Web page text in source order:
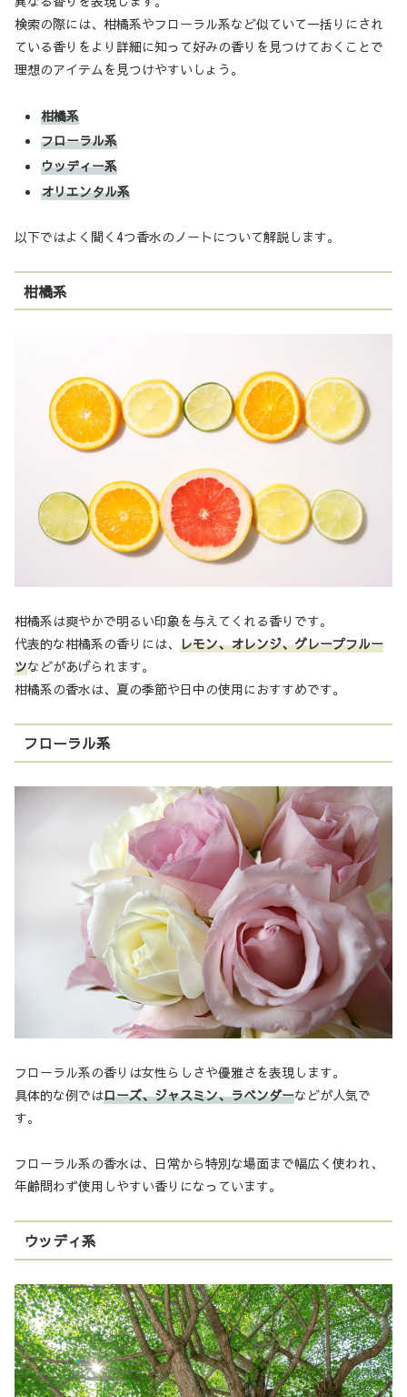
検索の際には、柑橘系やフローラル系など似ていて一括りにされ
ている香りをより詳細に知って好みの香りを見つけておくことで
理想のアイテムを見つけやすいしょう。
柑橘系
フローラル系
ウッディー系
オリエンタル系
以下ではよく聞く4つ香水のノートについて解説します。
柑橘系
柑橘系は爽やかで明るい印象を与えてくれる香りです。
代表的な柑橘系の香りには、 レモン、オレンジ、グレープフルー
ツなどがあげられます。
柑橘系の香水は、夏の季節や日中の使用におすすめです。
フローラル系
フローラル系の香りは女性らしさや優雅さを表現します。
具体的な例ではローズ、ジャスミン、ラベンダーなどが人気で
す。
フローラル系の香水は、日常から特別な場面まで幅広く使われ、
年齢問わず使用しやすい香りになっています。
ウッディ系